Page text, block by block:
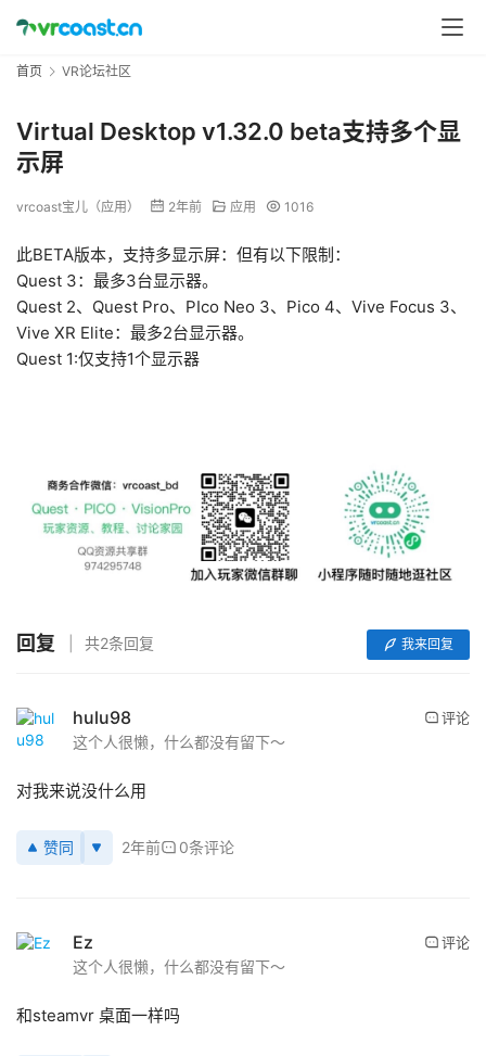
首
页
行
动
应
用
闻
首页 VR论坛社区
Virtual Desktop v1.32.0 beta支持多个显
示屏
vrcoast宝儿（应用） 2年前 应用 1016
此BETA版本，支持多显示屏：但有以下限制：
Quest 3：最多3台显示器。
Quest 2、Quest Pro、PIco Neo 3、Pico 4、Vive Focus 3、
Vive XR Elite：最多2台显示器。
Quest 1:仅支持1个显示器
回复 共2条回复 我来回复
hulu98
这个人很懒，什么都没有留下～
评论
对我来说没什么用
赞同 2年前 0条评论
Ez
这个人很懒，什么都没有留下～
评论
和steamvr 桌面一样吗